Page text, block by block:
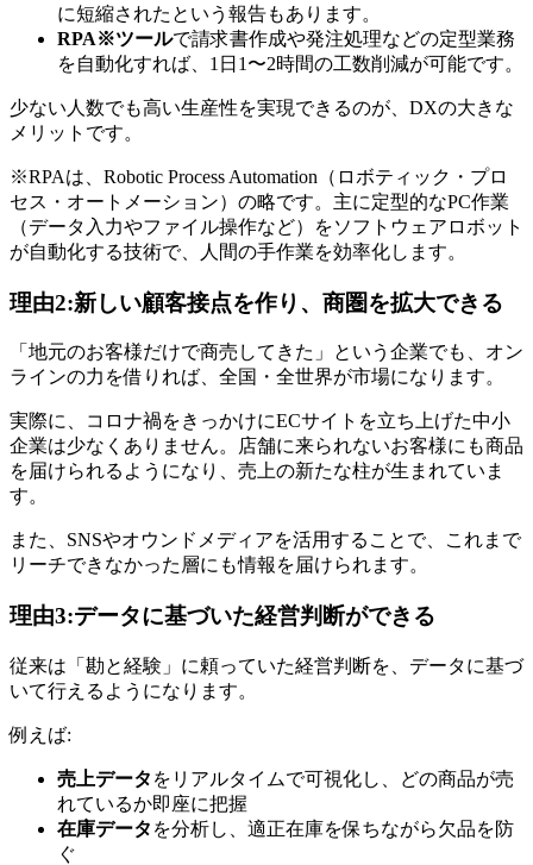
に短縮されたという報告もあります。
RPA※ツールで請求書作成や発注処理などの定型業務
を自動化すれば、1日1〜2時間の工数削減が可能です。
少ない人数でも高い生産性を実現できるのが、DXの大きな
メリットです。
※RPAは、Robotic Process Automation（ロボティック・プロ
セス・オートメーション）の略です。主に定型的なPC作業
（データ入力やファイル操作など）をソフトウェアロボット
が自動化する技術で、人間の手作業を効率化します。
理由2:新しい顧客接点を作り、商圏を拡大できる
「地元のお客様だけで商売してきた」という企業でも、オン
ラインの力を借りれば、全国・全世界が市場になります。
実際に、コロナ禍をきっかけにECサイトを立ち上げた中小
企業は少なくありません。店舗に来られないお客様にも商品
を届けられるようになり、売上の新たな柱が生まれていま
す。
また、SNSやオウンドメディアを活用することで、これまで
リーチできなかった層にも情報を届けられます。
理由3:データに基づいた経営判断ができる
従来は「勘と経験」に頼っていた経営判断を、データに基づ
いて行えるようになります。
例えば:
売上データ をリアルタイムで可視化し、どの商品が売
れているか即座に把握
在庫データ を分析し、適正在庫を保ちながら欠品を防
ぐ